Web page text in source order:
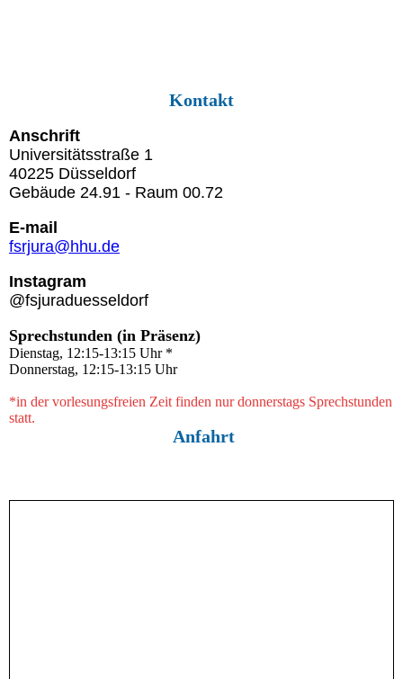
Kontakt
Anschrift
Universitätsstraße 1
40225 Düsseldorf
Gebäude 24.91 - Raum 00.72
E-mail
fsrjura@hhu.de
Instagram
@fsjuraduesseldorf
Sprechstunden (in Präsenz)
Dienstag, 12:15-13:15 Uhr *
Donnerstag, 12:15-13:15 Uhr
*in der vorlesungsfreien Zeit finden nur donnerstags Sprechstunden
statt.
Anfahrt